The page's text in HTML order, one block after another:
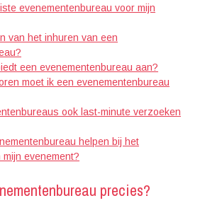
evenementenbureau voor mijn
van het inhuren van een
een evenementenbureau aan?
moet ik een evenementenbureau
ook last-minute verzoeken
helpen bij het
evenement?
precies?